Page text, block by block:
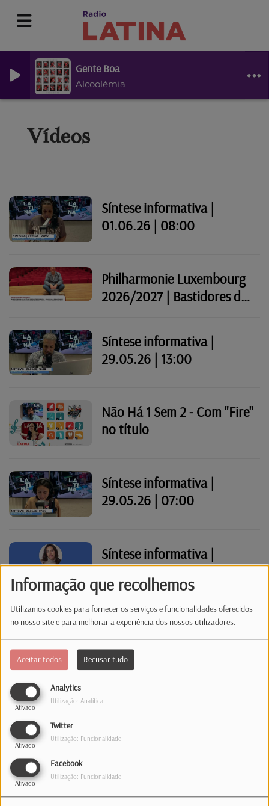
Informação que recolhemos
Utilizamos cookies para fornecer os serviços e funcionalidades oferecidos
no nosso site e para melhorar a experiência dos nossos utilizadores.
Aceitar todos Recusar tudo
Analytics
Ativado
Utilização: Analítica
Twitter
Ativado
Utilização: Funcionalidade
Facebook
Ativado
Utilização: Funcionalidade
Gente Boa
Alcoolémia
Vídeos
Síntese informativa |
01.06.26 | 08:00
Philharmonie Luxembourg
2026/2027 | Bastidores do
Síntese informativa |
29.05.26 | 13:00
Não Há 1 Sem 2 - Com "Fire"
no título
Síntese informativa |
29.05.26 | 07:00
Síntese informativa |
28.05.26 | 12:00
Não Há 1 Sem 2 - "De
Artistas/Bandas com
nomes de animais"
27.05.26 | 13:00